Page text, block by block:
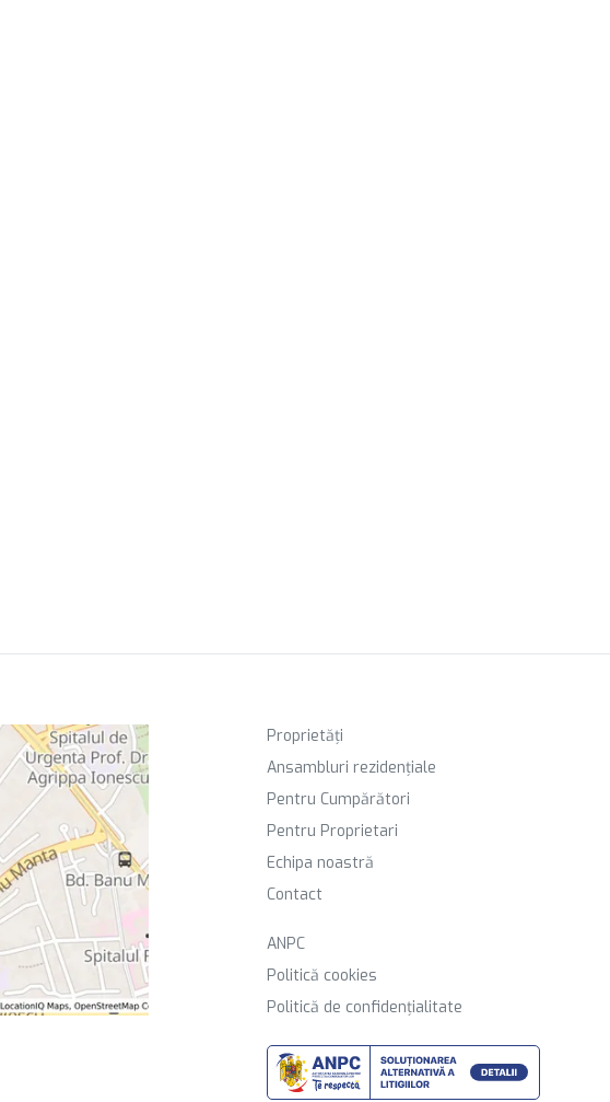
Proprietăți
Ansambluri rezidențiale
Pentru Cumpărători
Pentru Proprietari
Echipa noastră
Contact
ANPC
Politică cookies
Politică de confidențialitate